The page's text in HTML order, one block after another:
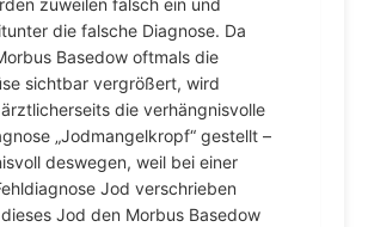
die falsche Diagnose. Da
Basedow oftmals die
sichtbar vergrößert, wird
die verhängnisvolle
„Jodmangelkropf“ gestellt –
deswegen, weil bei einer
Jod verschrieben
Jod den Morbus Basedow